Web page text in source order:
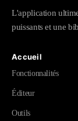
L'application
puissants et une
Accueil
Fonctionnalités
Éditeur
Outils